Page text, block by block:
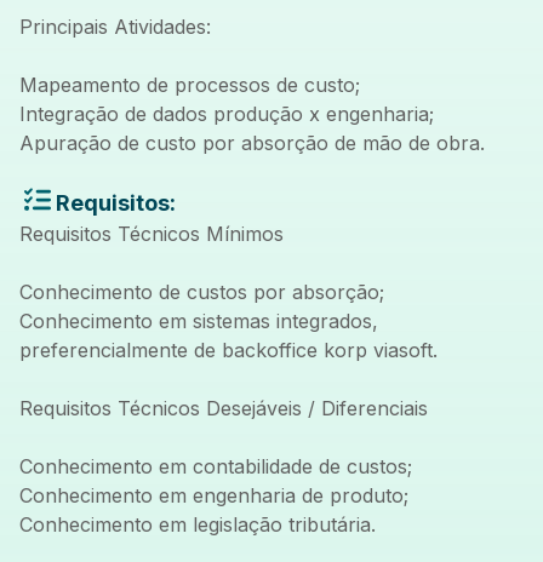
Principais Atividades:
Mapeamento de processos de custo;
Integração de dados produção x engenharia;
Apuração de custo por absorção de mão de obra.
Requisitos:
Requisitos Técnicos Mínimos
Conhecimento de custos por absorção;
Conhecimento em sistemas integrados,
preferencialmente de backoffice korp viasoft.
Requisitos Técnicos Desejáveis / Diferenciais
Conhecimento em contabilidade de custos;
Conhecimento em engenharia de produto;
Conhecimento em legislação tributária.